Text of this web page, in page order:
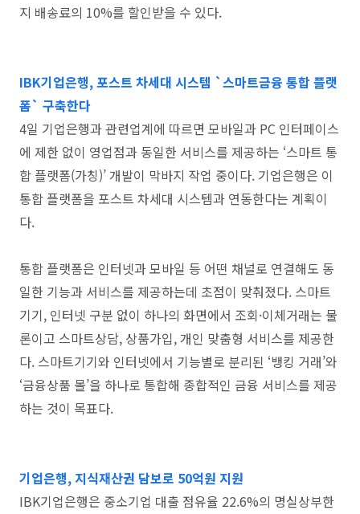
지 배송료의 10%를 할인받을 수 있다.
IBK기업은행, 포스트 차세대 시스템 `스마트금융 통합 플랫
폼` 구축한다
4일 기업은행과 관련업계에 따르면 모바일과 PC 인터페이스
에 제한 없이 영업점과 동일한 서비스를 제공하는 ‘스마트 통
합 플랫폼(가칭)’ 개발이 막바지 작업 중이다. 기업은행은 이
통합 플랫폼을 포스트 차세대 시스템과 연동한다는 계획이
다.
통합 플랫폼은 인터넷과 모바일 등 어떤 채널로 연결해도 동
일한 기능과 서비스를 제공하는데 초점이 맞춰졌다. 스마트
기기, 인터넷 구분 없이 하나의 화면에서 조회·이체거래는 물
론이고 스마트상담, 상품가입, 개인 맞춤형 서비스를 제공한
다. 스마트기기와 인터넷에서 기능별로 분리된 ‘뱅킹 거래’와
‘금융상품 몰’을 하나로 통합해 종합적인 금융 서비스를 제공
하는 것이 목표다.
기업은행, 지식재산권 담보로 50억원 지원
IBK기업은행은 중소기업 대출 점유율 22.6%의 명실상부한